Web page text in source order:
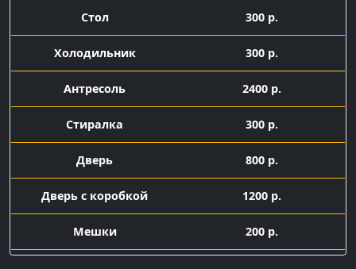
Стол 300 р.
Холодильник 300 р.
Антресоль 2400 р.
Стиралка 300 р.
Дверь 800 р.
Дверь с коробкой 1200 р.
Мешки
200 р.
Подача машины с